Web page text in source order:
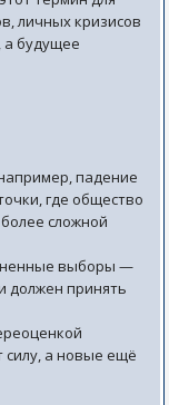
личных кризисов
а будущее
падение
где общество
сложной
выборы —
должен принять
силу, а новые ещё